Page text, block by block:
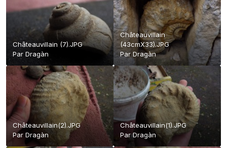
Châteauvillain (7).JPG
Par Dragàn
Châteauvillain
(43cmX33).JPG
Par Dragàn
Châteauvillain(2).JPG
Par Dragàn
Châteauvillain(1).JPG
ParDragàn